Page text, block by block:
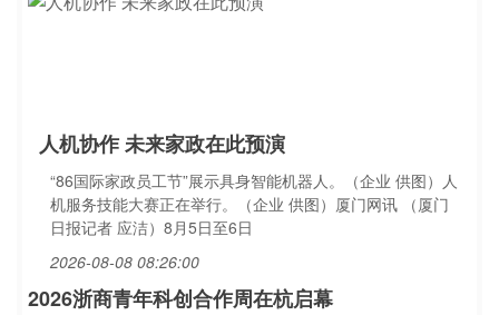
人机协作 未来家政在此预演
“86国际家政员工节”展示具身智能机器人。（企业 供图）人
机服务技能大赛正在举行。（企业 供图）厦门网讯 （厦门
日报记者 应洁）8月5日至6日
2026-08-08 08:26:00
2026浙商青年科创合作周在杭启幕